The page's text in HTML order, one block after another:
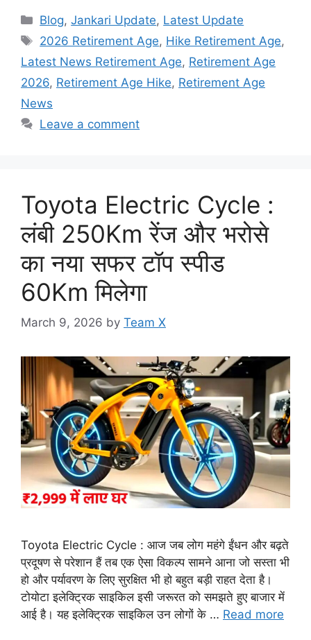
Categories
Blog,Jankari Update, Latest Update
Tags
2026 Retirement Age, Hike Retirement Age,
Latest News Retirement Age, Retirement Age
2026, Retirement Age Hike, Retirement Age
News
Leave a comment
Toyota Electric Cycle :
लंबी 250Km रेंज और भरोसे
का नया सफर टॉप स्पीड
60Km मिलेगा
March 9, 2026 by Team X
Toyota Electric Cycle : आज जब लोग महंगे ईंधन और बढ़ते
प्रदूषण से परेशान हैं तब एक ऐसा विकल्प सामने आना जो सस्ता भी
हो और पर्यावरण के लिए सुरक्षित भी हो बहुत बड़ी राहत देता है।
टोयोटा इलेक्ट्रिक साइकिल इसी जरूरत को समझते हुए बाजार में
आई है। यह इलेक्ट्रिक साइकिल उन लोगों के … Read more